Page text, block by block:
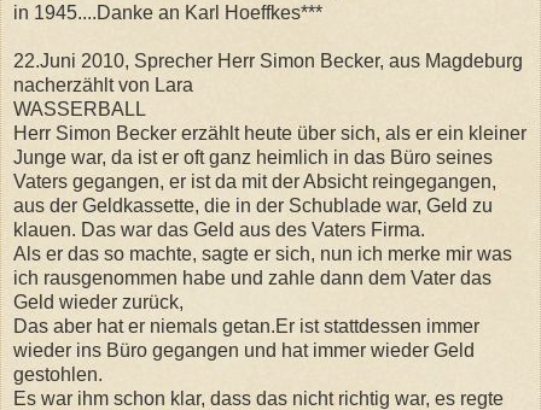
in 1945....Danke an Karl Hoeffkes***
22.Juni 2010, Sprecher Herr Simon Becker, aus Magdeburg
nacherzählt von Lara
WASSERBALL
Herr Simon Becker erzählt heute über sich, als er ein kleiner
Junge war, da ist er oft ganz heimlich in das Büro seines
Vaters gegangen, er ist da mit der Absicht reingegangen,
aus der Geldkassette, die in der Schublade war, Geld zu
klauen. Das war das Geld aus des Vaters Firma.
Als er das so machte, sagte er sich, nun ich merke mir was
ich rausgenommen habe und zahle dann dem Vater das
Geld wieder zurück,
Das aber hat er niemals getan.Er ist stattdessen immer
wieder ins Büro gegangen und hat immer wieder Geld
gestohlen.
Es war ihm schon klar, dass das nicht richtig war, es regte